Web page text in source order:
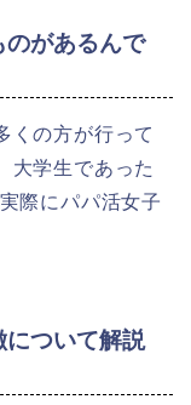
があるんで
くの方が行って
大学生であった
際にパパ活女子
ついて解説